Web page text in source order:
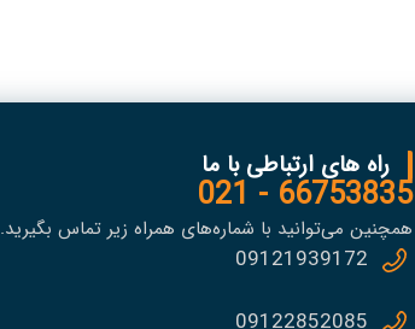
راه های ارتباطی با ما
66753835 - 021
همچنین می‌توانید با شماره‌های همراه زیر تماس بگیرید.
09121939172